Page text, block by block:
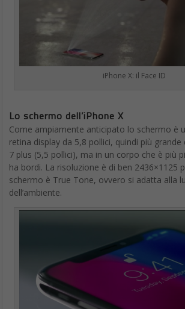
iPhone X: il Face ID
Lo schermo dell’iPhone X
Come ampiamente anticipato lo schermo è
retina display da 5,8 pollici, quindi più grande
7 plus (5,5 pollici), ma in un corpo che è più
ha bordi. La risoluzione è di ben 2436×1125
schermo è True Tone, ovvero si adatta alla
dell’ambiente.